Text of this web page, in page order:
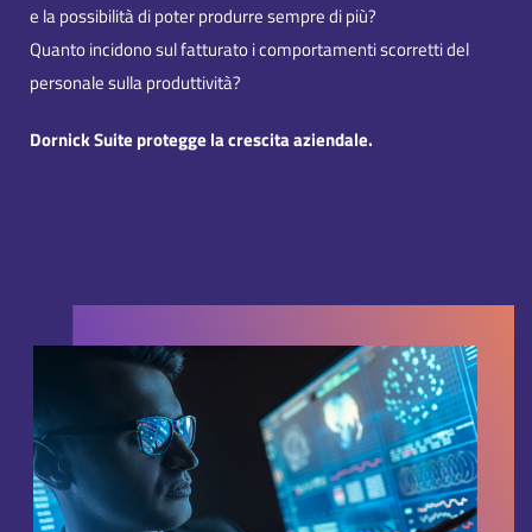
e la possibilità di poter produrre sempre di più?
Quanto incidono sul fatturato i comportamenti scorretti del
personale sulla produttività?
Dornick Suite protegge la crescita aziendale.